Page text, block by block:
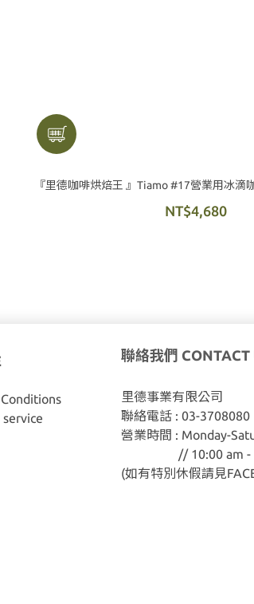
『里德咖啡烘焙王 』Tiamo #17營業用冰滴
NT$4,680
聯絡我們 CONTACT
里德事業有限公司
聯絡電話 : 03-3708080
營業時間 : Monday-
// 10:00 am -
(如有特別休假請見